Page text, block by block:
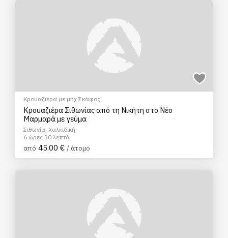
Κρουαζιέρα με μηχ.Σκάφος
Κρουαζιέρα Σιθωνίας από τη Νικήτη στο Νέο
Μαρμαρά με γεύμα
Σιθωνία, Χαλκιδική
6 ώρες 30 λεπτά
από 45.00 € / άτομο